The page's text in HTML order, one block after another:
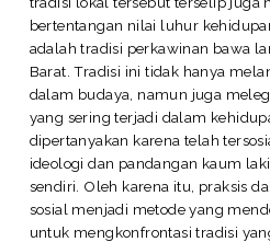
bertentangan nilai luhur
adalah tradisi perkawinan bawa
Barat. Tradisi ini tidak hanya
dalam budaya, namun juga
yang sering terjadi dalam
dipertanyakan karena telah
ideologi dan pandangan kaum
sendiri. Oleh karena itu, praksis
sosial menjadi metode yang
untuk mengkonfrontasi tradisi